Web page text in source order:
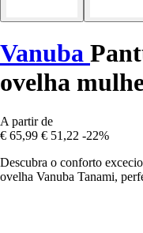
Vanuba
ovelha
A partir de
€ 65,99 € 51,22 -22%
Descubra o conforto
ovelha Vanuba Tanami,